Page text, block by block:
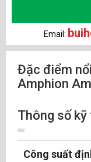
Email:
Đặc điểm
Amphion
Thông số
Công suất